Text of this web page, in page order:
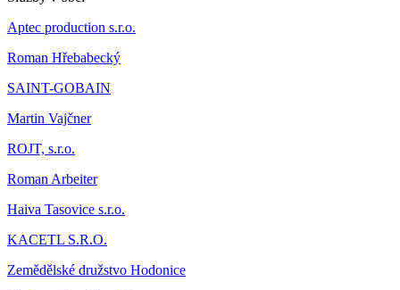
Aptec production s.r.o.
Roman Hřebabecký
SAINT-GOBAIN
Martin Vajčner
ROJT, s.r.o.
Roman Arbeiter
Haiva Tasovice s.r.o.
KACETL S.R.O.
Zemědělské družstvo Hodonice